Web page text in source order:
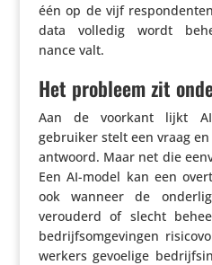
één op de vijf
data volledig wordt
nance valt.
Het probleem zit
Aan de voorkant lijkt
gebruiker stelt een vraag
antwoord. Maar net die
Een AI-model kan een
ook wanneer de
verouderd of slecht
bedrijfs­om­ge­vingen
wer­kers gevoelige